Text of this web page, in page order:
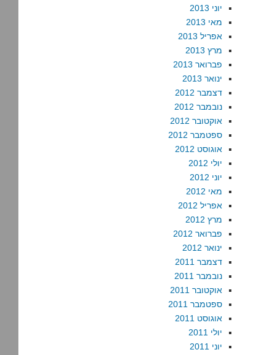
יוני 2013
מאי 2013
אפריל 2013
מרץ 2013
פברואר 2013
ינואר 2013
דצמבר 2012
נובמבר 2012
אוקטובר 2012
ספטמבר 2012
אוגוסט 2012
יולי 2012
יוני 2012
מאי 2012
אפריל 2012
מרץ 2012
פברואר 2012
ינואר 2012
דצמבר 2011
נובמבר 2011
אוקטובר 2011
ספטמבר 2011
אוגוסט 2011
יולי 2011
יוני 2011